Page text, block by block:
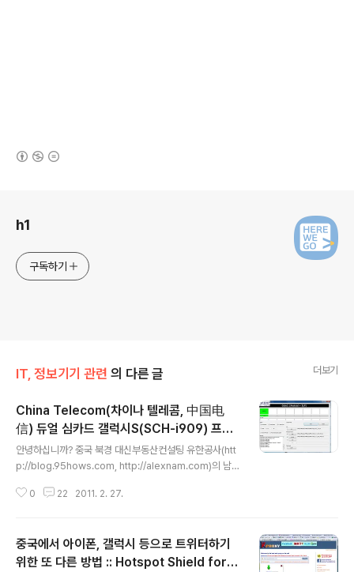
h1
구독하기
IT, 정보기기 관련 의 다른 글 더보기
China Telecom(차이나 텔레콤, 中国电
信) 듀얼 심카드 갤럭시S(SCH-i909) 프로
요 업데이트및 안드로이드 마켓, GMS 설치된
롬 변경하기
안녕하십니까? 중국 북경 대신부동산컨설팅 유한공사(htt
p://blog.95hows.com, http://alexnam.com)의 남
信)에서 출신한 갤럭시 S(SCH-i909)는 듀얼 심카드를
습니다. 그러나, 안드로이드마켓과 구글 GMS가 없기 때문
에 Gmail과 동기화가 되지 않는 단점이 있습니다. 안드로
0 22 2011. 2. 27.
중국에서 아이폰, 갤럭시 등으로 트위터하기
위한 또 다른 방법 :: Hotspot Shield for i